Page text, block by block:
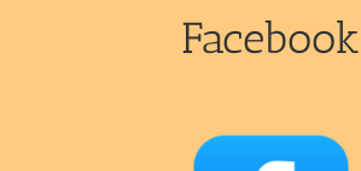
Facebook